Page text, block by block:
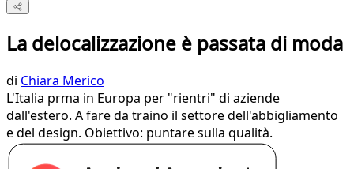
La delocalizzazione è passata di moda
di Chiara Merico
​L'Italia prma in Europa per "rientri" di aziende
dall'estero. A fare da traino il settore dell'abbigliamento
e del design. Obiettivo: puntare sulla qualità.